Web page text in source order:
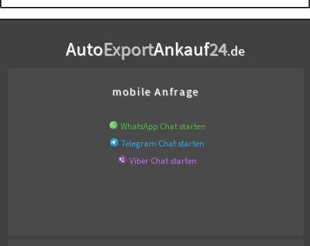
AutoExportAnkauf24.de
mobile Anfrage
WhatsApp Chat starten
Telegram Chat starten
Viber Chat starten